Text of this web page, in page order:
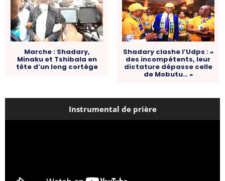
Marche : Shadary,
Minaku et Tshibala en
tête d’un long cortège
Shadary clashe l’Udps : «
des incompétents, leur
dictature dépasse celle
de Mobutu… »
Instrumental de prière